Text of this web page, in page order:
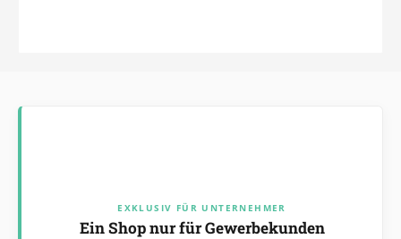
EXKLUSIV FÜR UNTERNEHMER
Ein Shop nur für Gewerbekunden